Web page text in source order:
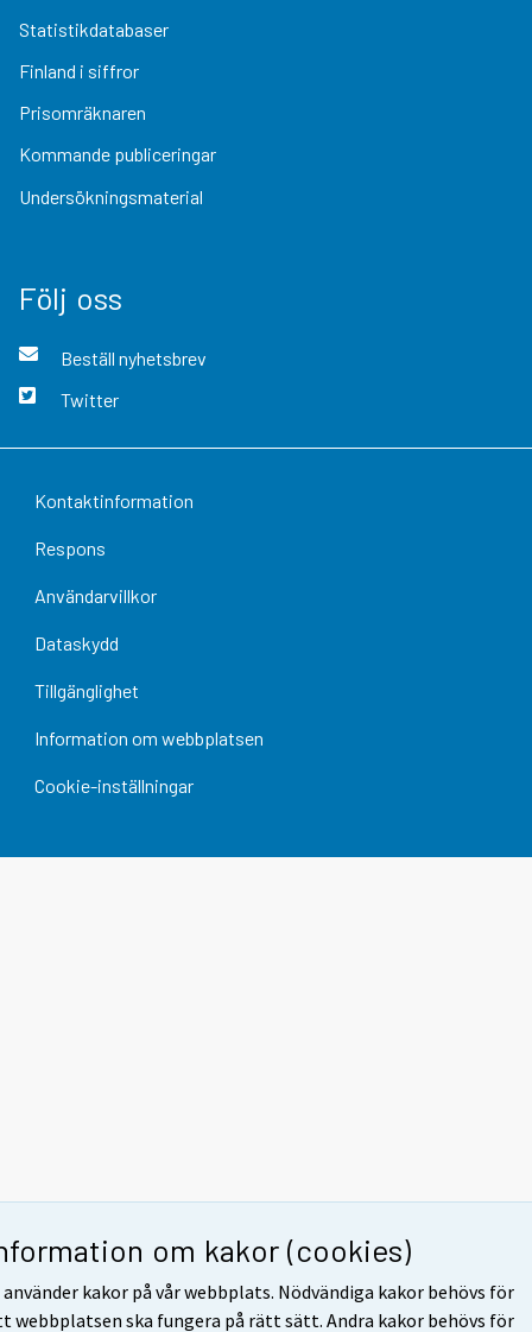
om kakor (cookies)
använder kakor på vår webbplats. Nödvändiga kakor behövs för
webbplatsen ska fungera på rätt sätt. Andra kakor behövs för
Statistikdatabaser
Finland i siffror
Prisomräknaren
Kommande publiceringar
Undersökningsmaterial
Följ oss
Beställ nyhetsbrev
Twitter
Kontaktinformation
Respons
Användarvillkor
Dataskydd
Tillgänglighet
Information om webbplatsen
Cookie-inställningar